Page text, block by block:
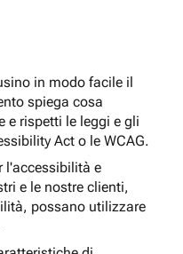
in modo facile il
spiega cosa
e rispetti le leggi e gli
Act o le WCAG.
l'accessibilità e
e le nostre clienti,
possano utilizzare